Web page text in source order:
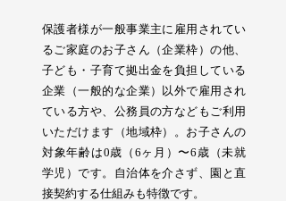
保護者様が一般事業主に雇用されてい
るご家庭のお子さん（企業枠）の他、
子ども・子育て拠出金を負担している
企業（一般的な企業）以外で雇用され
ている方や、公務員の方などもご利用
いただけます（地域枠）。お子さんの
対象年齢は0歳（6ヶ月）〜6歳（未就
学児）です。自治体を介さず、園と直
接契約する仕組みも特徴です。